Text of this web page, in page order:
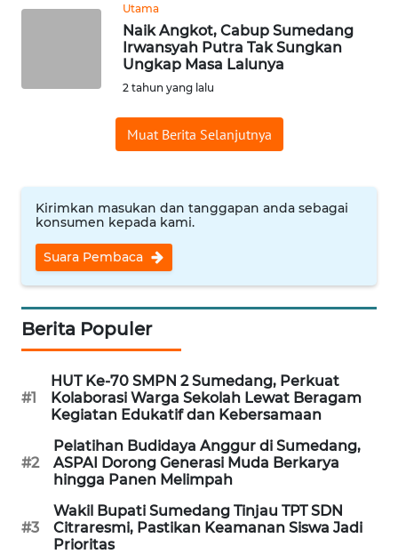
Utama
Naik Angkot, Cabup Sumedang
Irwansyah Putra Tak Sungkan
Ungkap Masa Lalunya
2 tahun yang lalu
Muat Berita Selanjutnya
Kirimkan masukan dan tanggapan anda sebagai
konsumen kepada kami.
Suara Pembaca
Berita Populer
#1
HUT Ke-70 SMPN 2 Sumedang, Perkuat
Kolaborasi Warga Sekolah Lewat Beragam
Kegiatan Edukatif dan Kebersamaan
#2
Pelatihan Budidaya Anggur di Sumedang,
ASPAI Dorong Generasi Muda Berkarya
hingga Panen Melimpah
#3
Wakil Bupati Sumedang Tinjau TPT SDN
Citraresmi, Pastikan Keamanan Siswa Jadi
Prioritas
WN
PAPUA
WN
PAPUA
WN
RIAU
WN
SERAMBI
WN
JAMBI